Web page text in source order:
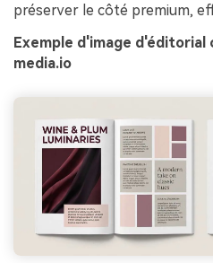
préserver le côté premium,
Exemple d'image d'éditorial
media.io